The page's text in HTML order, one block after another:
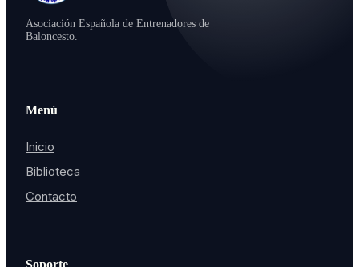
Asociación Española de Entrenadores de
Baloncesto.
Menú
Inicio
Biblioteca
Contacto